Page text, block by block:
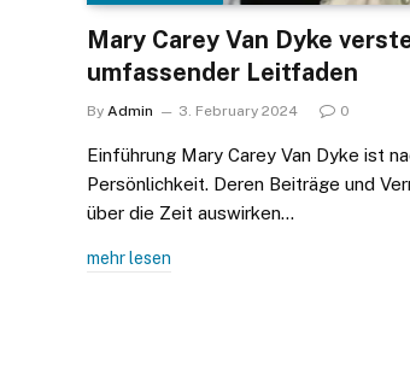
Mary Carey Van Dyke
umfassender Leitfaden
By Admin 3. February 2024 0
Einführung Mary Carey Van Dyke ist
Persönlichkeit. Deren Beiträge und
über die Zeit auswirken…
mehr lesen